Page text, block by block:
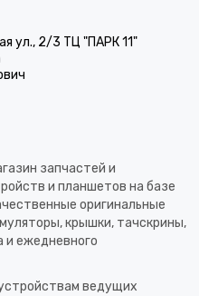
ул., 2/3 ТЦ "ПАРК 11"
запчастей и
и планшетов на базе
оригинальные
крышки, тачскрины,
и ежедневного
ведущих